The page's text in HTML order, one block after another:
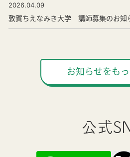
2026.04.09
敦賀ちえなみき大学 講師募集のお知
お知らせをも
公式